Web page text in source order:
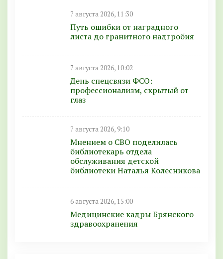
7 августа 2026, 11:30
Путь ошибки от наградного
листа до гранитного надгробия
7 августа 2026, 10:02
День спецсвязи ФСО:
профессионализм, скрытый от
глаз
7 августа 2026, 9:10
Мнением о СВО поделилась
библиотекарь отдела
обслуживания детской
библиотеки Наталья Колесникова
6 августа 2026, 15:00
Медицинские кадры Брянского
здравоохранения